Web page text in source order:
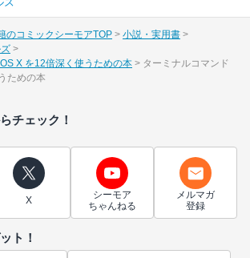
のコミックシーモアTOP
小説・実用書
X を12倍深く使うための本
ターミナルコマンド
ための本
チェック！
X
シーモア
ちゃんねる
メルマガ
登録
ト！